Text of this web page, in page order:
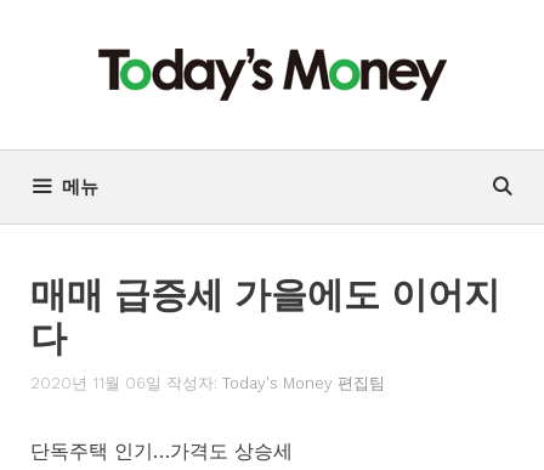
기
메뉴
매매 급증세 가을에도 이어지
다
2020년 11월 06일 작성자: Today's Money 편집팀
단독주택 인기…가격도 상승세